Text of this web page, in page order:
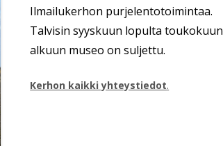
Ilmailukerhon purjelentotoimintaa.
Talvisin syyskuun lopulta toukokuun
alkuun museo on suljettu.
Kerhon kaikki yhteystiedot.